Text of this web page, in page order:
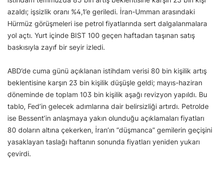
azaldı; işsizlik oranı %4,1’e geriledi. İran-Umman arasındaki
Hürmüz görüşmeleri ise petrol fiyatlarında sert dalgalanmalara
yol açtı. Yurt içinde BIST 100 geçen haftadan taşınan satış
baskısıyla zayıf bir seyir izledi.
ABD’de cuma günü açıklanan istihdam verisi 80 bin kişilik artış
beklentisine karşın 23 bin kişilik düşüşle geldi; mayıs-haziran
döneminde de toplam 103 bin kişilik aşağı revizyon yapıldı. Bu
tablo, Fed’in gelecek adımlarına dair belirsizliği artırdı. Petrolde
ise Bessent’in anlaşmaya yakın olunduğu açıklamaları fiyatları
80 doların altına çekerken, İran’ın “düşmanca” gemilerin geçişini
yasaklayan taslağı haftanın sonunda fiyatları yeniden yukarı
çevirdi.